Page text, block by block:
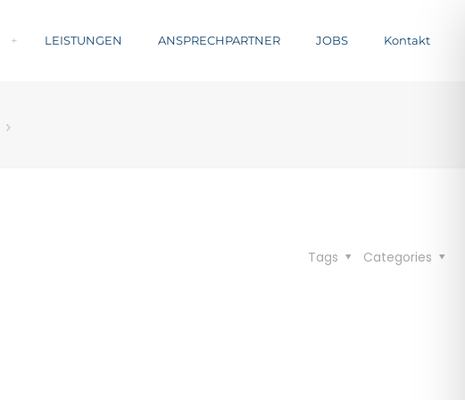
LEISTUNGEN ANSPRECHPARTNER JOBS Kontakt
Categories
Tags